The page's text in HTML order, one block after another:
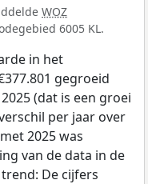
WOZ
6005 KL.
in het
gegroeid
(dat is een groei
per jaar over
2025 was
van de data in de
De cijfers